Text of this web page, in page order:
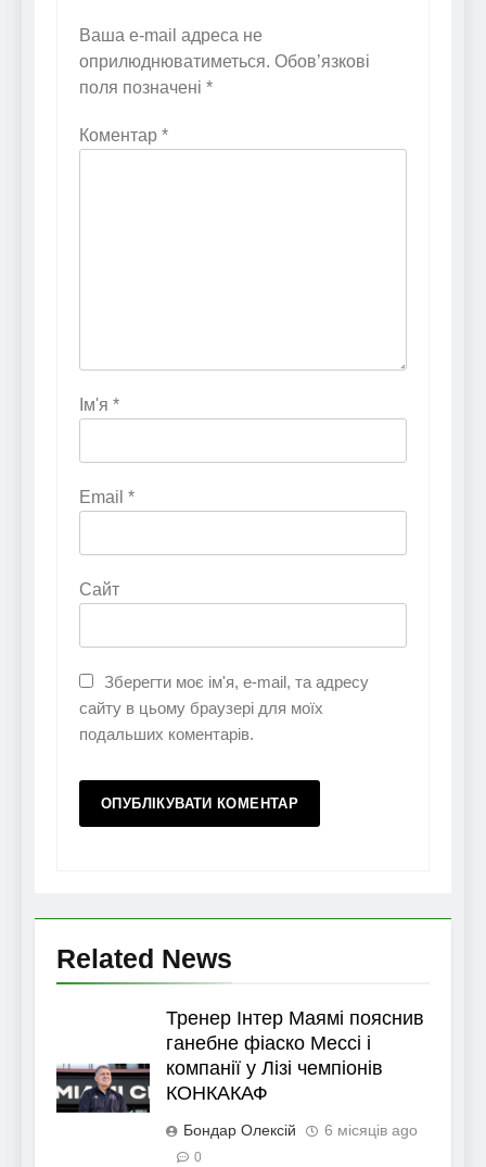
Ваша e-mail адреса не
оприлюднюватиметься. Обов’язкові
поля позначені *
Коментар *
Ім'я *
Email *
Сайт
Зберегти моє ім'я, e-mail, та адресу
сайту в цьому браузері для моїх
подальших коментарів.
Related News
Тренер Інтер Маямі пояснив
ганебне фіаско Мессі і
компанії у Лізі чемпіонів
КОНКАКАФ
Бондар Олексій 6 місяців ago
0